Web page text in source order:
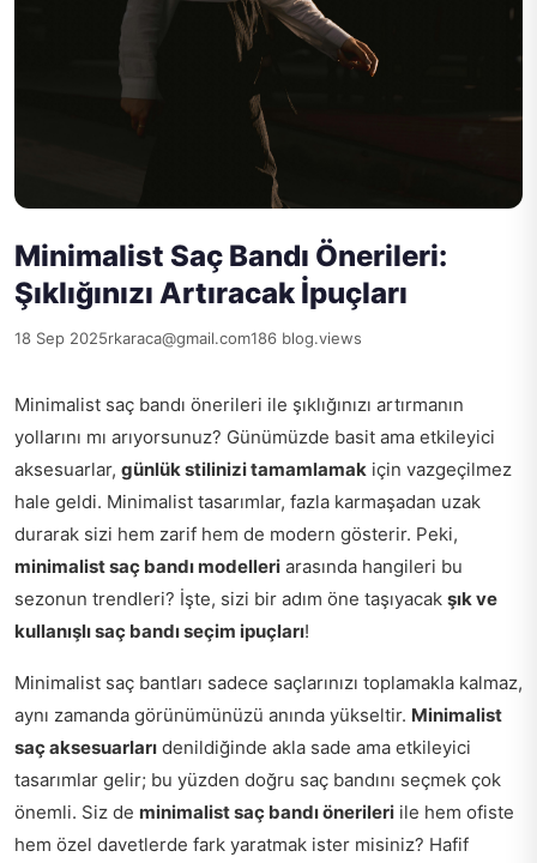
Minimalist Saç Bandı Önerileri:
Şıklığınızı Artıracak İpuçları
18 Sep 2025rkaraca@gmail.com186 blog.views
Minimalist saç bandı önerileri ile şıklığınızı artırmanın
yollarını mı arıyorsunuz? Günümüzde basit ama etkileyici
aksesuarlar, günlük stilinizi tamamlamak için vazgeçilmez
hale geldi. Minimalist tasarımlar, fazla karmaşadan uzak
durarak sizi hem zarif hem de modern gösterir. Peki,
minimalist saç bandı modelleri arasında hangileri bu
sezonun trendleri? İşte, sizi bir adım öne taşıyacak şık ve
kullanışlı saç bandı seçim ipuçları!
Minimalist saç bantları sadece saçlarınızı toplamakla kalmaz,
aynı zamanda görünümünüzü anında yükseltir. Minimalist
saç aksesuarları denildiğinde akla sade ama etkileyici
tasarımlar gelir; bu yüzden doğru saç bandını seçmek çok
önemli. Siz de minimalist saç bandı önerileri ile hem ofiste
hem özel davetlerde fark yaratmak ister misiniz? Hafif